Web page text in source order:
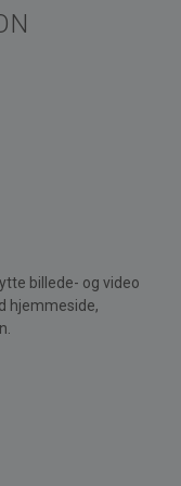
billede- og video
hjemmeside,